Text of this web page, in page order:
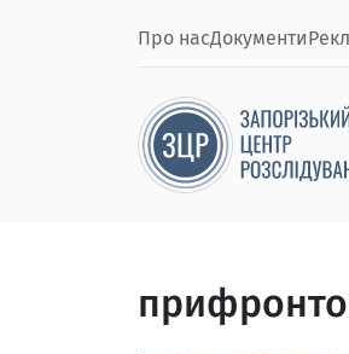
Про насДокументи